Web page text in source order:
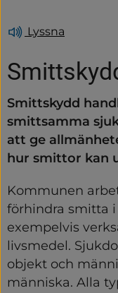
Lyssna
Smittskydd
smittsamma
att ge
hur smittor kan
Kommunen
förhindra smitta
exempelvis
livsmedel.
objekt och
människa. Alla